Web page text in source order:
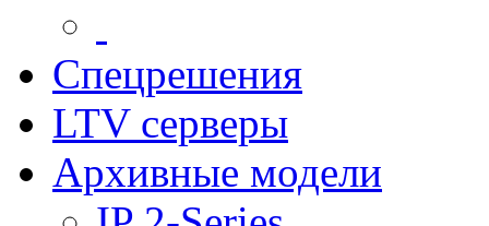
Спецрешения
LTV серверы
Архивные модели